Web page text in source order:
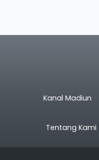
Kanal Madiun
Tentang Kami